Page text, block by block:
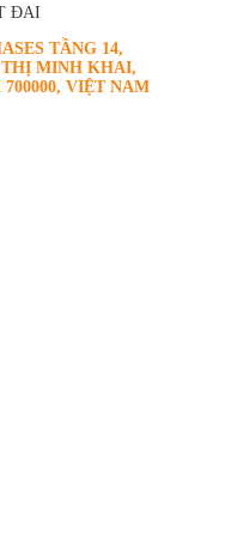
ĐAI
TẦNG 14,
THỊ MINH KHAI,
VIỆT NAM